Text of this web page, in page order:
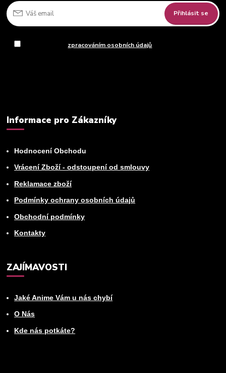
Přihlásit se
zpracováním osobních údajů
Informace pro Zákazníky
Hodnocení Obchodu
Vrácení Zboží - odstoupení od smlouvy
Reklamace zboží
Podmínky ochrany osobních údajů
Obchodní podmínky
Kontakty
ZAJÍMAVOSTI
Jaké Anime Vám u nás chybí
O Nás
Kde nás potkáte?